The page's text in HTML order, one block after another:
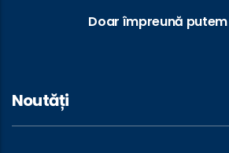
Doar împreună
Noutăți